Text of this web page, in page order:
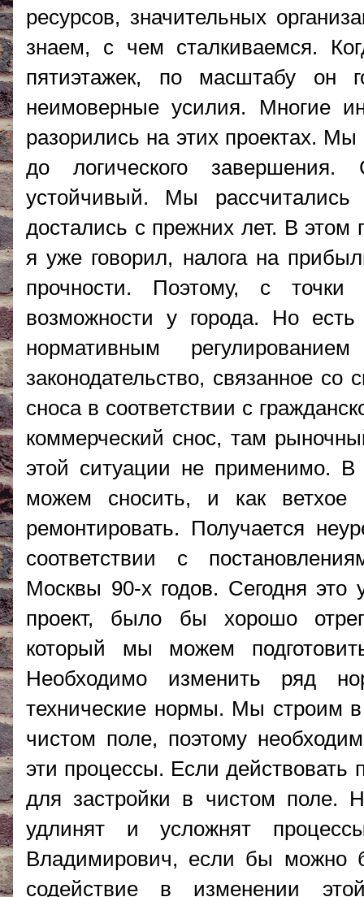
ресурсов, значительных
знаем, с чем сталкиваемся.
пятиэтажек, по масштабу он
неимоверные усилия. Многие
разорились на этих проектах.
до логического
устойчивый. Мы
достались с прежних лет. В этом
я уже говорил, налога на
прочности. Поэтому, с точки
возможности у города. Но
нормативным
законодательство, связанное
сноса в соответствии с
коммерческий снос, там
этой ситуации не применимо.
можем сносить, и как ветхое
ремонтировать. Получается
соответствии с
Москвы 90-х годов. Сегодня это
проект, было бы хорошо
который мы можем
Необходимо изменить ряд
технические нормы. Мы строим в
чистом поле, поэтому
эти процессы. Если
для застройки в чистом поле.
удлинят и усложнят
Владимирович, если бы можно
содействие в изменении